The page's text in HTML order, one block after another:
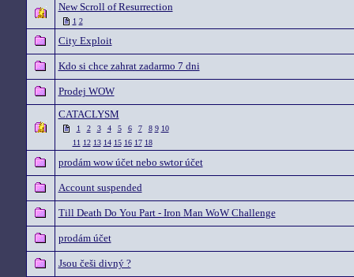
New Scroll of Resurrection
1 2
City Exploit
Kdo si chce zahrat zadarmo 7 dni
Prodej WOW
CATACLYSM
1 2 3 4 5 6 7 8 9 10
11 12 13 14 15 16 17 18
prodám wow účet nebo swtor účet
Account suspended
Till Death Do You Part - Iron Man WoW Challenge
prodám účet
Jsou češi divný ?